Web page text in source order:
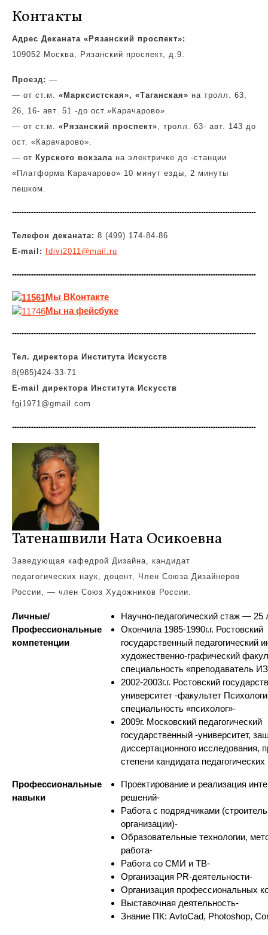
Контакты
Адрес Деканата «Рязанский проспект»:
109052 Москва, Рязанский проспект, д.9.
Проезд: —
— от ст.м. «Марксистская», «Таганская» на тролл. 63,
26, 16- авт. 51 -до ост.»Карачарово».
— от ст.м. «Рязанский проспект», тролл. 63- авт. 143 до
ост. «Карачарово».
— от Курского вокзала на электричке до -станции
«Платформа Карачарово» 10 минут езды, 2 минуты
пешком.
Телефон деканата: 8 (499) 174-84-86
E-mail: fdivi2011@mail.ru
Мы ВКонтакте
Мы на фейсбуке
Тел. директора Института Искусств
8(985)424-33-71
E-mail директора Института Искусств
fgi1971@gmail.com
Татенашвили Ната Осикоевна
Заведующая кафедрой Дизайна, кандидат
педагогических наук, доцент, Член Союза Дизайнеров
России, — член Союз Художников России.
Личные/
Профессиональные
компетенции
Научно-педагогический стаж — 25
Окончила 1985-1990г.г. Ростовский
государственный педагогический
художественно-графический
специальность «преподаватель
2002-2003г.г. Ростовский
университет -факультет
специальность «психолог»-
2009г. Московский педагогический
государственный -университет,
диссертационного исследования,
степени кандидата педагогических
Профессиональные
навыки
Проектирование и реализация
решений-
Работа с подрядчиками
организации)-
Образовательные технологии,
работа-
Работа со СМИ и ТВ-
Организация PR-деятельности-
Организация профессиональных
Выставочная деятельность-
Знание ПК: AvtoCad, Photoshop,